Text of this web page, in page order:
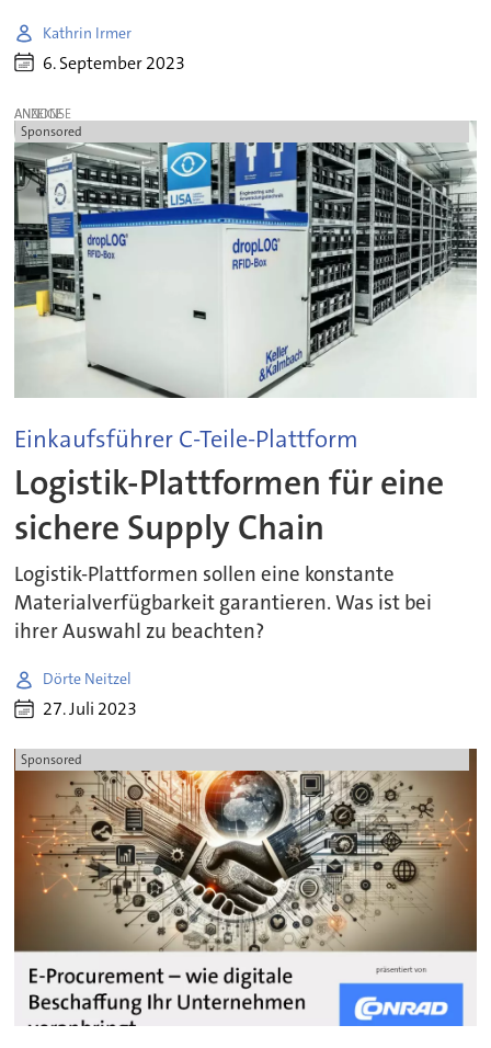
Kathrin Irmer
6. September 2023
ANZEIGE
Sponsored
Einkaufsführer C-Teile-Plattform
Logistik-Plattformen für eine
sichere Supply Chain
Logistik-Plattformen sollen eine konstante
Materialverfügbarkeit garantieren. Was ist bei
ihrer Auswahl zu beachten?
Dörte Neitzel
27. Juli 2023
Sponsored